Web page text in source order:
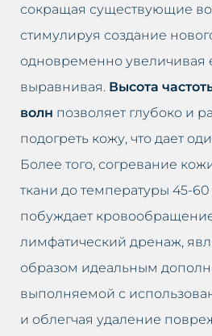
сокращая существующие
стимулируя создание
одновременно увеличивая
выравнивая. Высота
волн позволяет глубоко и
подогреть кожу, что дает
Более того, согревание
ткани до температуры 45-60
побуждает
лимфатический дренаж,
образом идеальным
выполняемой с
и облегчая удаление